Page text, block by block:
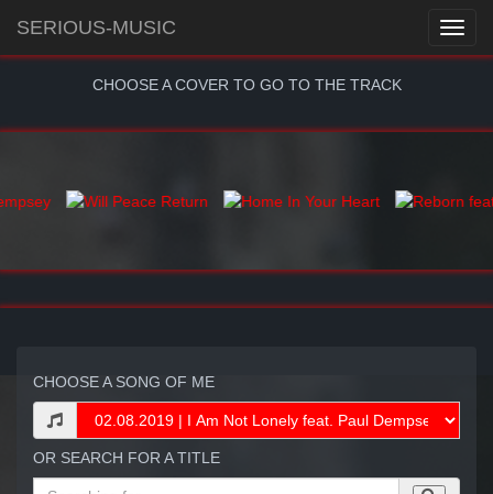
SERIOUS-MUSIC
CHOOSE A COVER TO GO TO THE TRACK
CHOOSE A SONG OF ME
OR SEARCH FOR A TITLE